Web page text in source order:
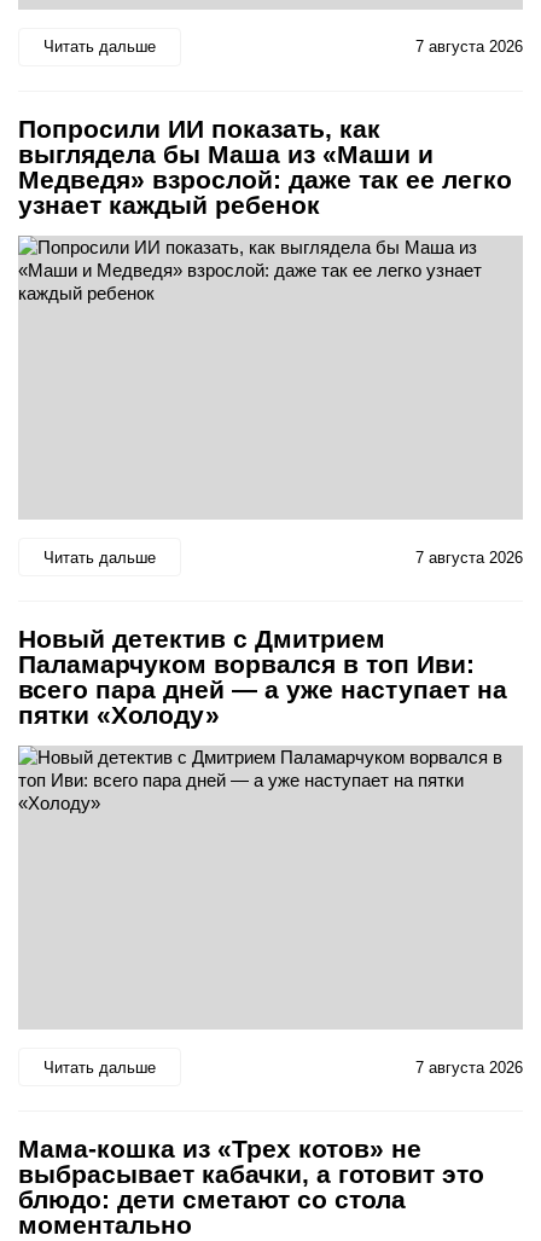
Читать дальше 7 августа 2026
Попросили ИИ показать, как
выглядела бы Маша из «Маши и
Медведя» взрослой: даже так ее легко
узнает каждый ребенок
Читать дальше 7 августа 2026
Новый детектив с Дмитрием
Паламарчуком ворвался в топ Иви:
всего пара дней — а уже наступает на
пятки «Холоду»
Читать дальше 7 августа 2026
Мама-кошка из «Трех котов» не
выбрасывает кабачки, а готовит это
блюдо: дети сметают со стола
моментально